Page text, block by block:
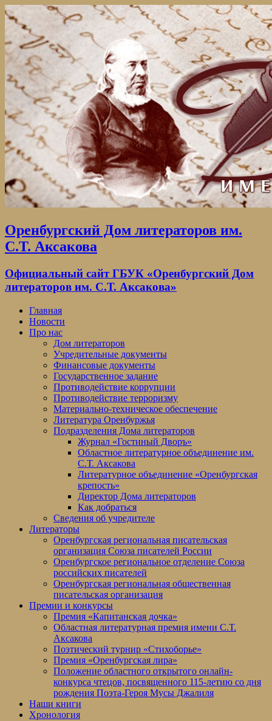
Оренбургский Дом литераторов им.
С.Т. Аксакова
Официальный сайт ГБУК «Оренбургский Дом
литераторов им. С.Т. Аксакова»
Главная
Новости
Про нас
Дом литераторов
Учредительные документы
Финансовые документы
Государственное задание
Противодействие коррупции
Противодействие терроризму
Материально-техническое обеспечение
Литература Оренбуржья
Подразделения Дома литераторов
Журнал «Гостиный Дворъ»
Областное литературное объединение им.
С.Т. Аксакова
Литературное объединение «Оренбургская
крепость»
Директор Дома литераторов
Как добраться
Сведения об учредителе
Литераторы
Оренбургская региональная писательская
организация Союза писателей России
Оренбургское региональное отделение Союза
российских писателей
Оренбургская региональная общественная
писательская организация
Премии и конкурсы
Премия «Капитанская дочка»
Областная литературная премия имени С.Т.
Аксакова
Поэтический турнир «Стихоборье»
Премия «Оренбургская лира»
Положение областного открытого онлайн-
конкурса чтецов, посвященного 115-летию со дня
рождения Поэта-Героя Мусы Джалиля
Наши книги
Хронология